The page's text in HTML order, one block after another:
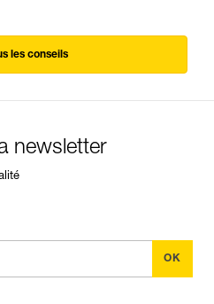
les conseils
newsletter